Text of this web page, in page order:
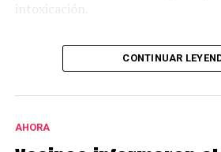
Cecilia Bouzat, profesora de la UNS
superior del CONICET, explicó que
7, una molécula que interviene en
entre neuronas e incide en la
CONTINUAR
AHORA